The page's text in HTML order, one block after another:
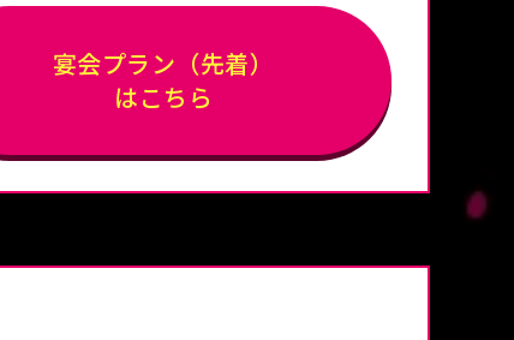
宴会プラン（先着）
はこちら